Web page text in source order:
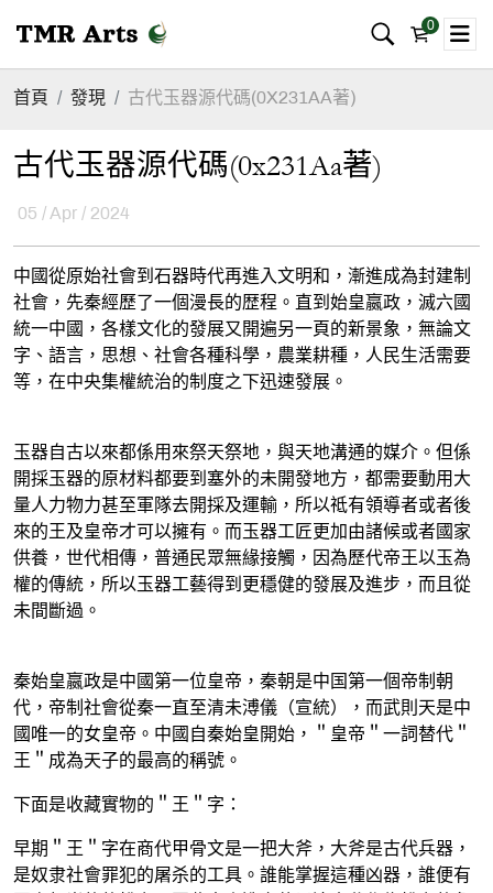
0
首頁 發現 古代玉器源代碼(0X231AA著)
古代玉器源代碼(0x231Aa著)
05 / Apr / 2024
中國從原始社會到石器時代再進入文明和，漸進成為封建制
社會，先秦經歷了一個漫長的歴程。直到始皇嬴政，滅六國
統一中國，各樣文化的發展又開遍另一頁的新景象，無論文
字、語言，思想、社會各種科學，農業耕種，人民生活需要
等，在中央集權統治的制度之下迅速發展。
玉器自古以來都係用來祭天祭地，與天地溝通的媒介。但係
開採玉器的原材料都要到塞外的未開發地方，都需要動用大
量人力物力甚至軍隊去開採及運輸，所以祗有領導者或者後
來的王及皇帝才可以擁有。而玉器工匠更加由諸候或者國家
供養，世代相傳，普通民眾無緣接觸，因為歷代帝王以玉為
權的傳統，所以玉器工藝得到更穩健的發展及進步，而且從
未間斷過。
秦始皇嬴政是中國第一位皇帝，秦朝是中国第一個帝制朝
代，帝制社會從秦一直至清未溥儀（宣統），而武則天是中
國唯一的女皇帝。中國自秦始皇開始，＂皇帝＂一詞替代＂
王＂成為天子的最高的稱號。
下面是收藏實物的＂王＂字：
早期＂王＂字在商代甲骨文是一把大斧，大斧是古代兵器，
是奴隶社會罪犯的屠杀的工具。誰能掌握這種凶器，誰便有